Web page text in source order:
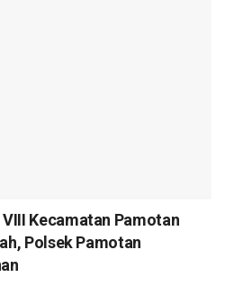
VIII Kecamatan Pamotan
Polsek Pamotan